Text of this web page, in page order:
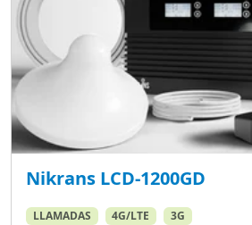
Nikrans LCD-1200GD
LLAMADAS 4G/LTE 3G